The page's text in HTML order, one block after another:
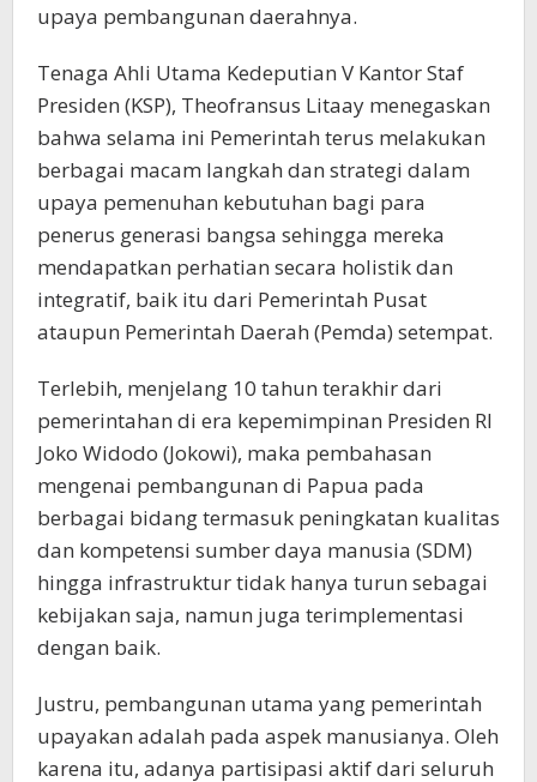
upaya pembangunan daerahnya.
Tenaga Ahli Utama Kedeputian V Kantor Staf
Presiden (KSP), Theofransus Litaay menegaskan
bahwa selama ini Pemerintah terus melakukan
berbagai macam langkah dan strategi dalam
upaya pemenuhan kebutuhan bagi para
penerus generasi bangsa sehingga mereka
mendapatkan perhatian secara holistik dan
integratif, baik itu dari Pemerintah Pusat
ataupun Pemerintah Daerah (Pemda) setempat.
Terlebih, menjelang 10 tahun terakhir dari
pemerintahan di era kepemimpinan Presiden RI
Joko Widodo (Jokowi), maka pembahasan
mengenai pembangunan di Papua pada
berbagai bidang termasuk peningkatan kualitas
dan kompetensi sumber daya manusia (SDM)
hingga infrastruktur tidak hanya turun sebagai
kebijakan saja, namun juga terimplementasi
dengan baik.
Justru, pembangunan utama yang pemerintah
upayakan adalah pada aspek manusianya. Oleh
karena itu, adanya partisipasi aktif dari seluruh